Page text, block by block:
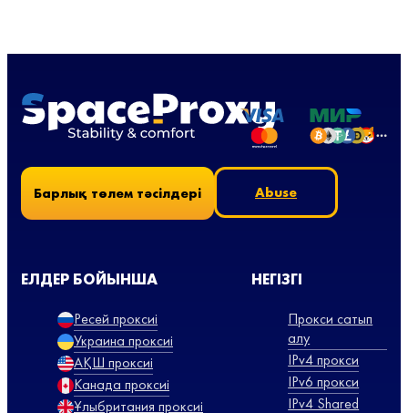
Барлық төлем тәсілдері Abuse
ЕЛДЕР БОЙЫНША
Ресей проксиі
Украина проксиі
АҚШ проксиі
Канада проксиі
Ұлыбритания проксиі
НЕГІЗГІ
Прокси сатып
алу
IPv4 прокси
IPv6 прокси
IPv4 Shared